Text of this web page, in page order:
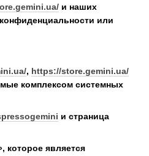
и наших
или
, https://store.gemini.ua/
комплексом системных
и страница
которое является